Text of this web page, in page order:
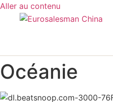
Aller au contenu
Océanie